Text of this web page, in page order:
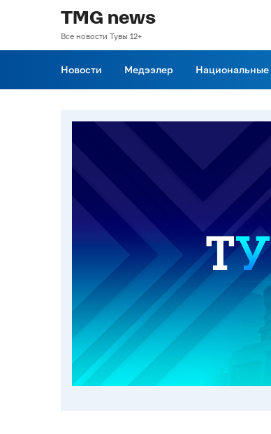
TMG news
Все новости Тувы 12+
Новости Медээлер Национальные